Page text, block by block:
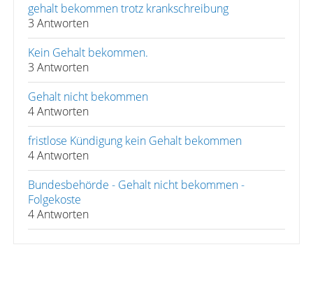
gehalt bekommen trotz krankschreibung
3 Antworten
Kein Gehalt bekommen.
3 Antworten
Gehalt nicht bekommen
4 Antworten
fristlose Kündigung kein Gehalt bekommen
4 Antworten
Bundesbehörde - Gehalt nicht bekommen -
Folgekoste
4 Antworten